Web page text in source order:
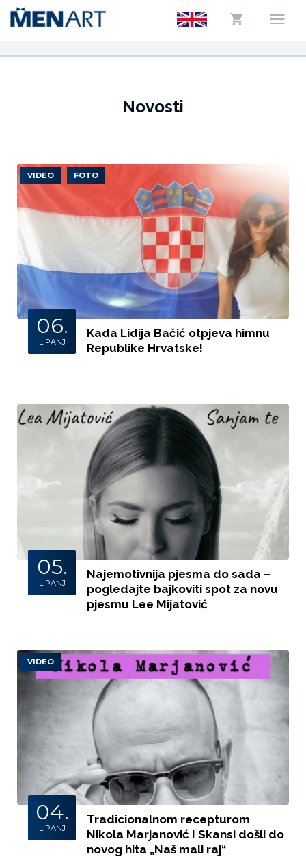
Novosti
VIDEO FOTO
06.
LIPANJ
Kada Lidija Bačić otpjeva himnu
Republike Hrvatske!
05.
LIPANJ
Najemotivnija pjesma do sada –
pogledajte bajkoviti spot za novu
pjesmu Lee Mijatović
VIDEO
04.
LIPANJ
Tradicionalnom recepturom
Nikola Marjanović I Skansi došli do
novog hita „Naš mali raj“